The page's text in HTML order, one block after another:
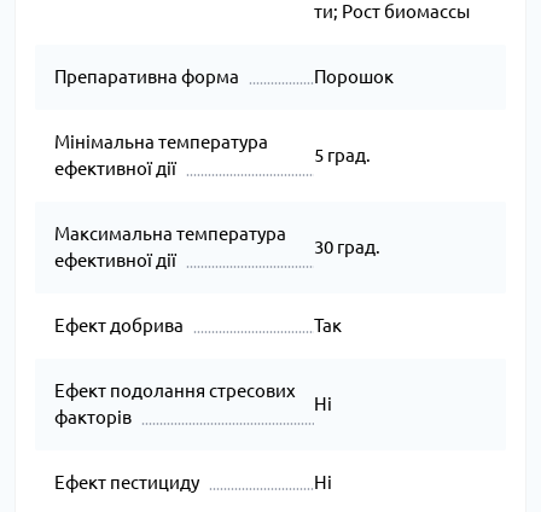
ти; Рост биомассы
Препаративна форма Порошок
Мінімальна температура
ефективної дії
5 град.
Максимальна температура
ефективної дії
30 град.
Ефект добрива Так
Ефект подолання стресових
факторів
Ні
Ефект пестициду Ні